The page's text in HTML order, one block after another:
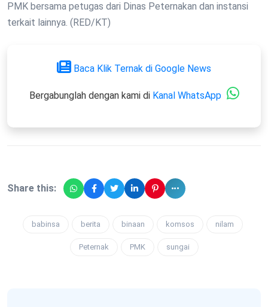
PMK bersama petugas dari Dinas Peternakan dan instansi
terkait lainnya. (RED/KT)
Baca Klik Ternak di Google News
Bergabunglah dengan kami di Kanal WhatsApp
Share this:
babinsa berita binaan komsos nilam
Peternak PMK sungai